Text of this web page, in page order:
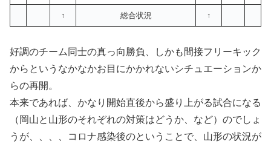
↑ 総合状況 ↑
好調のチーム同士の真っ向勝負、しかも間接フリーキック
からというなかなかお目にかかれないシチュエーションか
らの再開。
本来であれば、かなり開始直後から盛り上がる試合になる
（岡山と山形のそれぞれの対策はどうか、など）のでしょ
うが、、、、コロナ感染後のということで、山形の状況が